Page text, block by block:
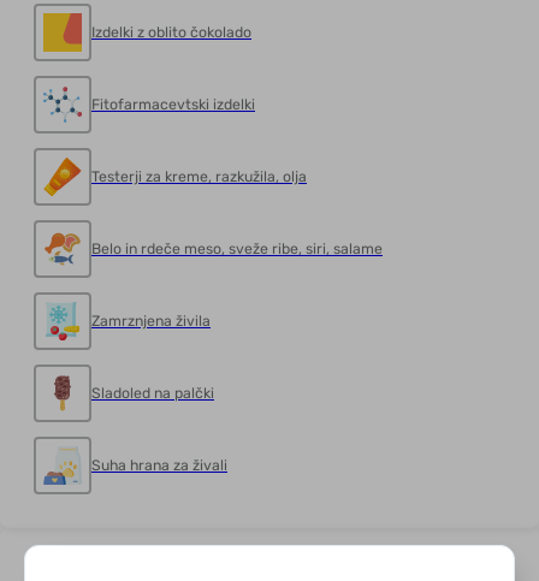
Izdelki z oblito čokolado
Fitofarmacevtski izdelki
Testerji za kreme, razkužila, olja
Belo in rdeče meso, sveže ribe, siri, salame
Zamrznjena živila
Sladoled na palčki
Suha hrana za živali